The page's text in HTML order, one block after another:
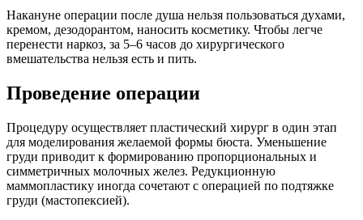
Накануне операции после душа нельзя пользоваться духами,
кремом, дезодорантом, наносить косметику. Чтобы легче
перенести наркоз, за 5–6 часов до хирургического
вмешательства нельзя есть и пить.
Проведение операции
Процедуру осуществляет пластический хирург в один этап
для моделирования желаемой формы бюста. Уменьшение
груди приводит к формированию пропорциональных и
симметричных молочных желез. Редукционную
маммопластику иногда сочетают с операцией по подтяжке
груди (мастопексией).